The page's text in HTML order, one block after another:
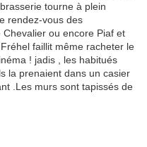
tourne à plein
rendez-vous des
ou encore Piaf et
faillit même racheter le
! jadis , les habitués
la prenaient dans un casier
.Les murs sont tapissés de